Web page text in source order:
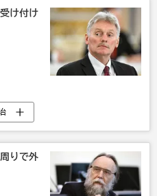
け付け
ウクライナ
りで外